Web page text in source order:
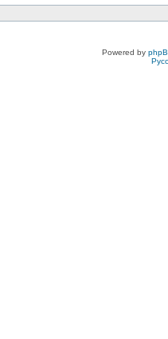
Powered by